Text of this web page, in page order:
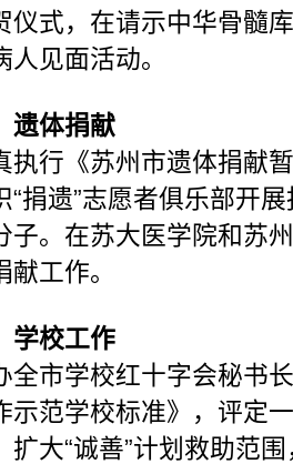
仪式，在请示中华骨髓
人见面活动。
体捐献
《苏州市遗体捐献暂
“捐遗”志愿者俱乐部开
子。在苏大医学院和苏
献工作。
校工作
学校红十字会秘书长
示范学校标准》，评定
扩大“诚善”计划救助范